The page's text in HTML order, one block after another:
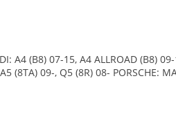
A4 (B8) 07-15, A4 ALLROAD (B8)
(8TA) 09-, Q5 (8R) 08- PORSCHE: